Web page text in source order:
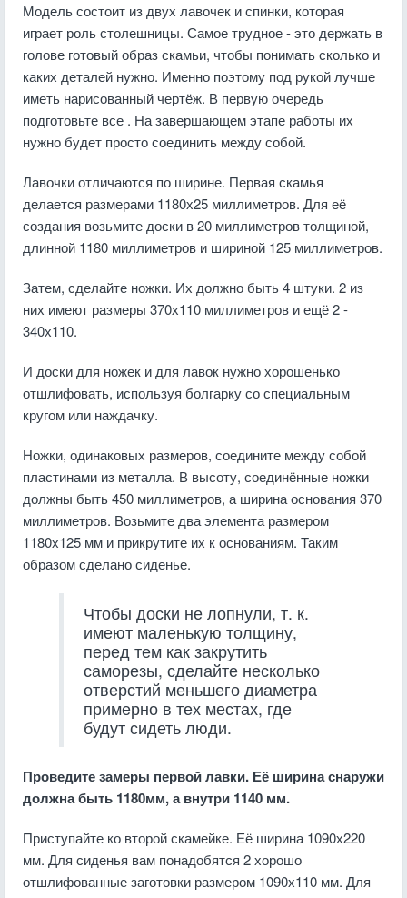
Модель состоит из двух лавочек и спинки, которая
играет роль столешницы. Самое трудное - это держать в
голове готовый образ скамьи, чтобы понимать сколько и
каких деталей нужно. Именно поэтому под рукой лучше
иметь нарисованный чертёж. В первую очередь
подготовьте все . На завершающем этапе работы их
нужно будет просто соединить между собой.
Лавочки отличаются по ширине. Первая скамья
делается размерами 1180х25 миллиметров. Для её
создания возьмите доски в 20 миллиметров толщиной,
длинной 1180 миллиметров и шириной 125 миллиметров.
Затем, сделайте ножки. Их должно быть 4 штуки. 2 из
них имеют размеры 370х110 миллиметров и ещё 2 -
340х110.
И доски для ножек и для лавок нужно хорошенько
отшлифовать, используя болгарку со специальным
кругом или наждачку.
Ножки, одинаковых размеров, соедините между собой
пластинами из металла. В высоту, соединённые ножки
должны быть 450 миллиметров, а ширина основания 370
миллиметров. Возьмите два элемента размером
1180х125 мм и прикрутите их к основаниям. Таким
образом сделано сиденье.
Чтобы доски не лопнули, т. к.
имеют маленькую толщину,
перед тем как закрутить
саморезы, сделайте несколько
отверстий меньшего диаметра
примерно в тех местах, где
будут сидеть люди.
Проведите замеры первой лавки. Её ширина снаружи
должна быть 1180мм, а внутри 1140 мм.
Приступайте ко второй скамейке. Её ширина 1090х220
мм. Для сиденья вам понадобятся 2 хорошо
отшлифованные заготовки размером 1090х110 мм. Для